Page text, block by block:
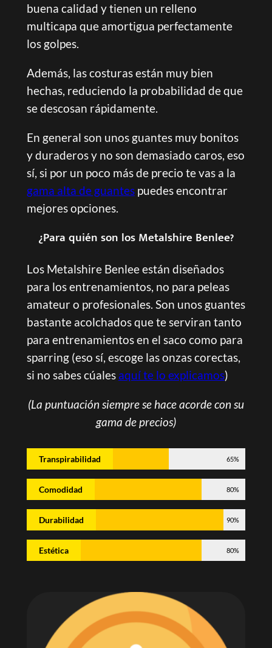
buena calidad y tienen un relleno
multicapa que amortigua perfectamente
los golpes.
Además, las costuras están muy bien
hechas, reduciendo la probabilidad de que
se descosan rápidamente.
En general son unos guantes muy bonitos
y duraderos y no son demasiado caros, eso
sí, si por un poco más de precio te vas a la
gama alta de guantespuedes encontrar
mejores opciones.
¿Para quién son los Metalshire Benlee?
Los Metalshire Benlee están diseñados
para los entrenamientos, no para peleas
amateur o profesionales. Son unos guantes
bastante acolchados que te serviran tanto
para entrenamientos en el saco como para
sparring (eso sí, escoge las onzas corectas,
si no sabes cúales aquí te lo explicamos)
(La puntuación siempre se hace acorde con su
gama de precios)
Transpirabilidad 65%
Comodidad 80%
Durabilidad 90%
Estética 80%